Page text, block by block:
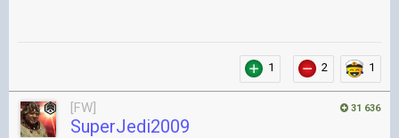
1 2 1
31 636
[FW]
SuperJedi2009